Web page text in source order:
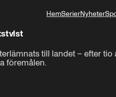
HemSerierNyheter
till landet – efter
föremålen.